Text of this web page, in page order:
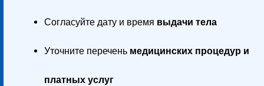
Согласуйте дату и время выдачи тела
Уточните перечень медицинских процедур и
платных услуг